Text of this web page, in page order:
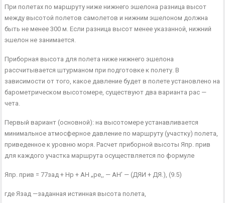
При полетах по маршруту ниже нижнего эшелона разница вы­сот
между высотой полетов самолетов и нижним эшелоном должна
быть не менее 300 м. Если разница высот менее указанной, нижний
эшелон не занимается.
Приборная высота для полета ниже нижнего эшелона
рассчитывается штурманом при подготовке к полету. В
зависимости от того, какое давление будет в полете установлено на
барометрическом высотомере, существуют два варианта рас —
чета.
Первый вариант (основной): на высотомере устанавли­вается
минимальное атмосферное давление по маршруту (участку) полета,
приведенное к уровню моря. Расчет приборной высоты Япр. прив
для каждого участка маршрута осуществляется по фор­муле
Япр. прив = 77зад + Нр + АН „ре,, — АН’ — (ДЯИ + ДЯ.), (9.5)
где Язад —заданная истинная высота полета,